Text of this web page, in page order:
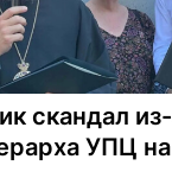
скандал
УПЦ на